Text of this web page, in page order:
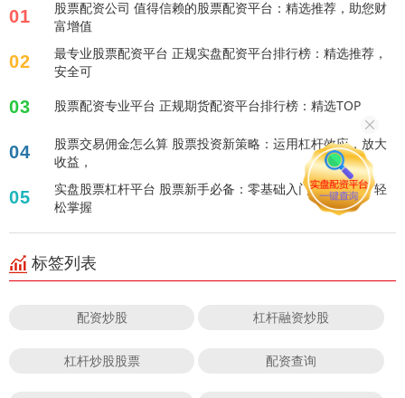
01
股票配资公司 值得信赖的股票配资平台：精选推荐，助您财
富增值
02
最专业股票配资平台 正规实盘配资平台排行榜：精选推荐，
安全可
03 股票配资专业平台 正规期货配资平台排行榜：精选TOP
04
股票交易佣金怎么算 股票投资新策略：运用杠杆效应，放大
收益，
05
实盘股票杠杆平台 股票新手必备：零基础入门视频教程，轻
松掌握
标签列表
配资炒股 杠杆融资炒股
杠杆炒股股票 配资查询